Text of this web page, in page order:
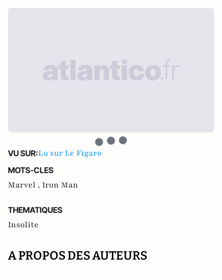
VU SUR:Lu sur Le Figaro
MOTS-CLES
Marvel , Iron Man
THEMATIQUES
Insolite
A PROPOS DES AUTEURS